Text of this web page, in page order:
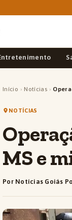
Início › Notícias ›
NOTÍCIAS
MS e
Por Notícias Goiás